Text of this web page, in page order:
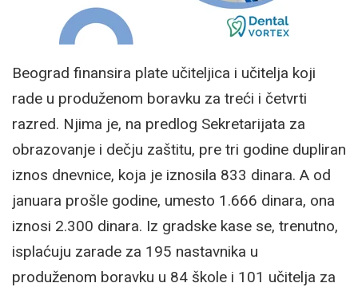
Beograd finansira plate učiteljica i učitelja koji
rade u produženom boravku za treći i četvrti
razred. Njima je, na predlog Sekretarijata za
obrazovanje i dečju zaštitu, pre tri godine dupliran
iznos dnevnice, koja je iznosila 833 dinara. A od
januara prošle godine, umesto 1.666 dinara, ona
iznosi 2.300 dinara. Iz gradske kase se, trenutno,
isplaćuju zarade za 195 nastavnika u
produženom boravku u 84 škole i 101 učitelja za